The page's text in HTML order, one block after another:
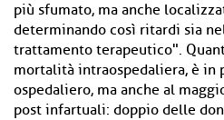
più sfumato, ma anche
determinando così ritardi sia
trattamento terapeutico".
mortalità intraospedaliera, è in
ospedaliero, ma anche al
post infartuali: doppio delle